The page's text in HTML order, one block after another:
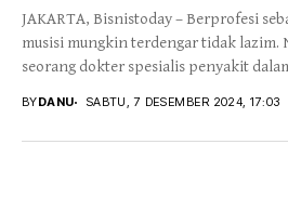
JAKARTA, Bisnistoday – Berprofesi
musisi mungkin terdengar tidak lazim.
seorang dokter spesialis penyakit
BYDANU SABTU, 7 DESEMBER 2024, 17:03